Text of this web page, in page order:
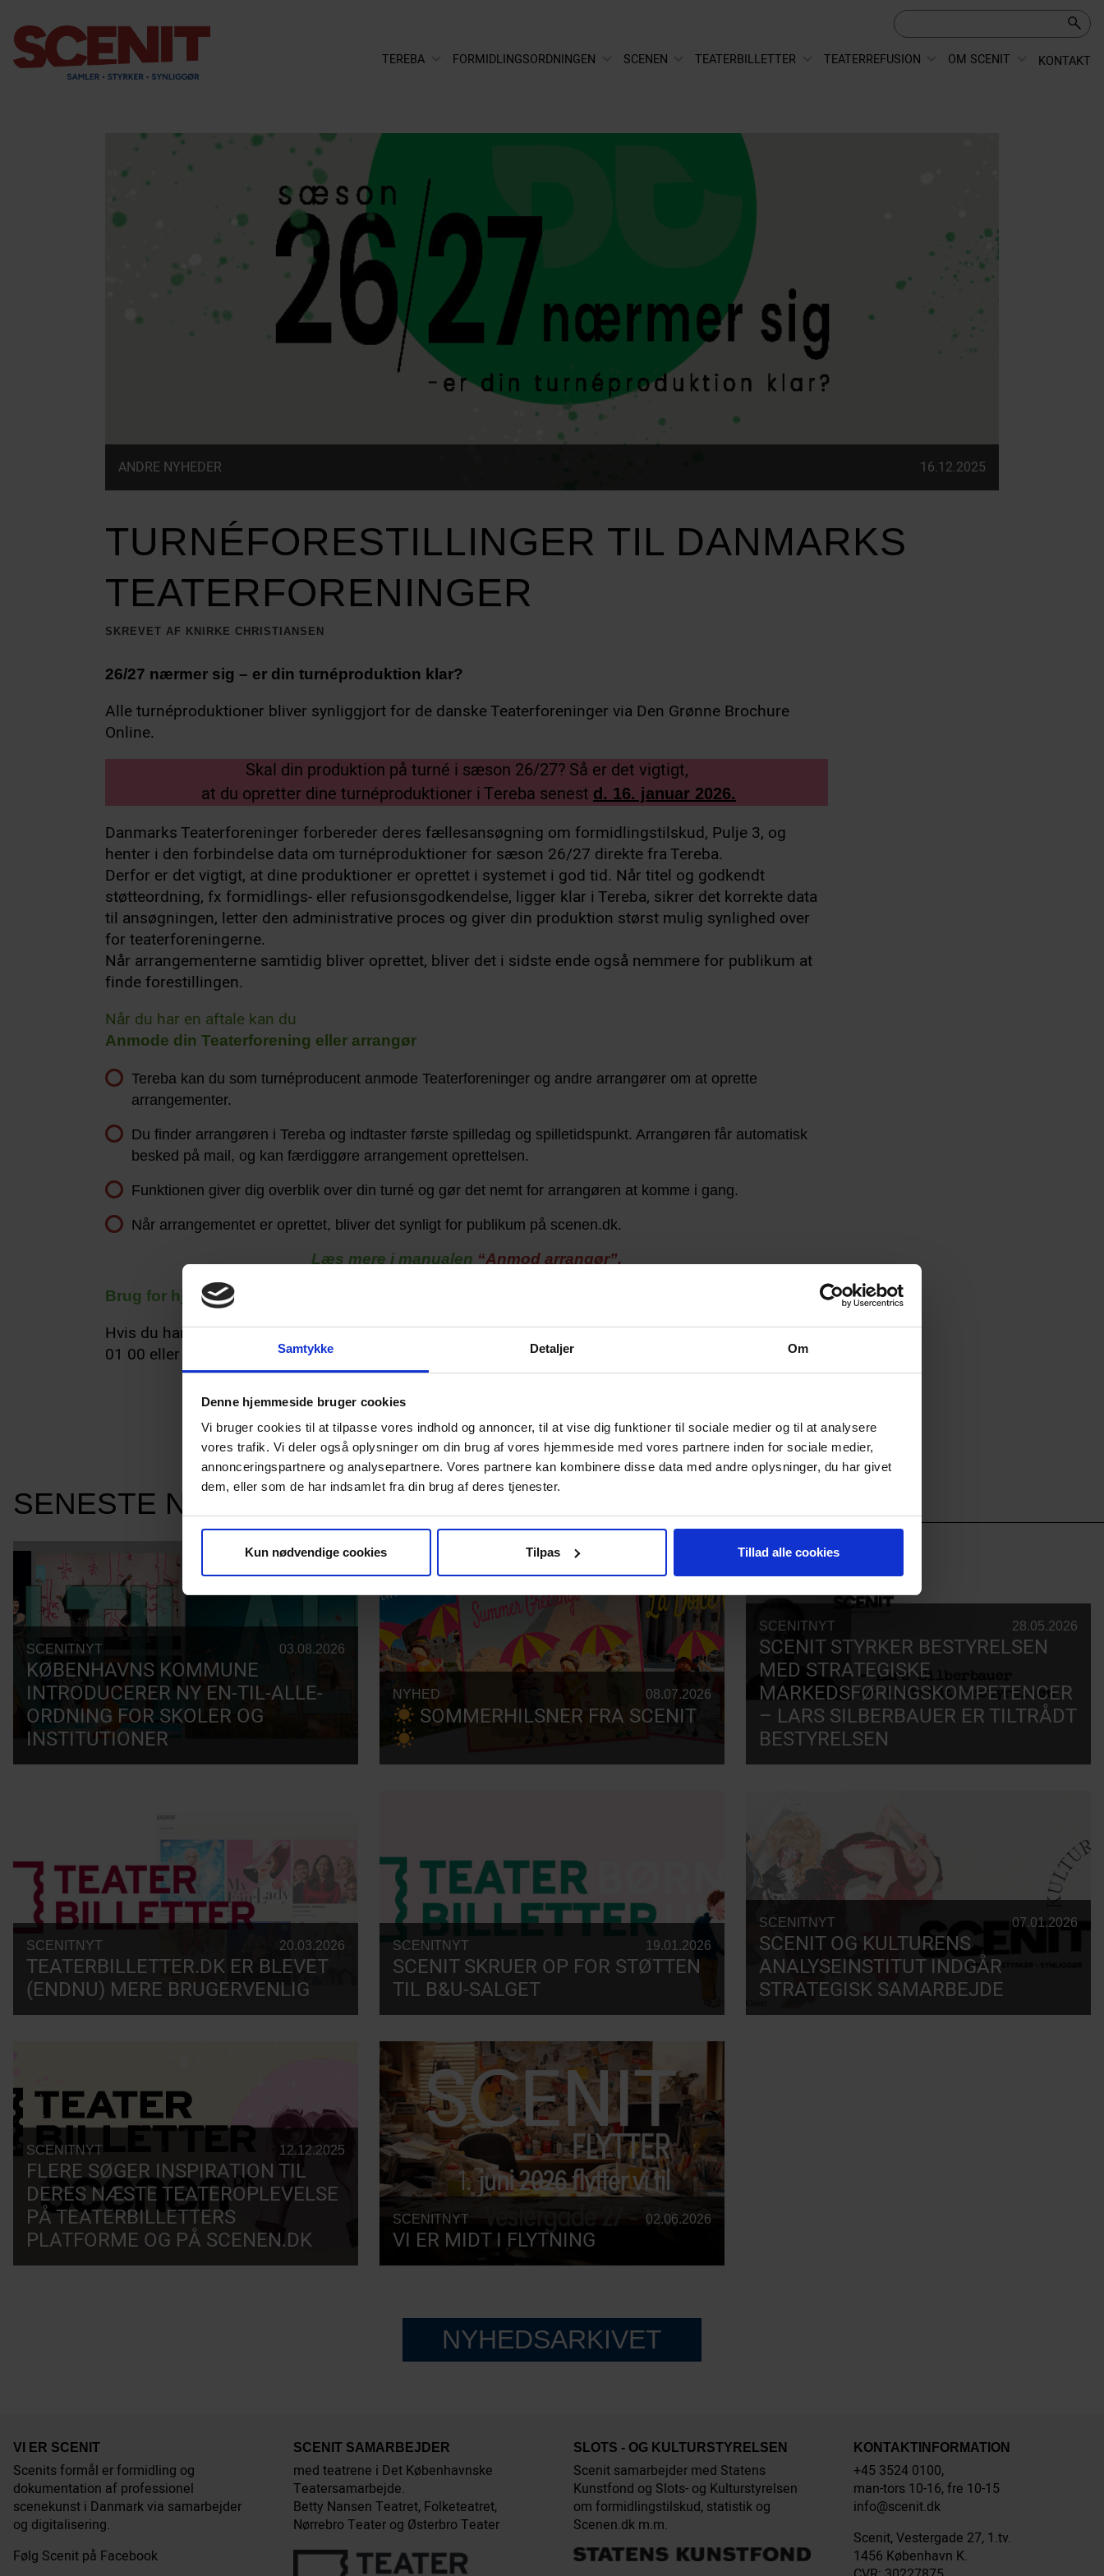
Samtykke Detaljer Om
Denne hjemmeside bruger cookies
Vi bruger cookies til at tilpasse vores indhold og annoncer, til at vise dig funktioner til sociale medier og til at analysere
vores trafik. Vi deler også oplysninger om din brug af vores hjemmeside med vores partnere inden for sociale medier,
annonceringspartnere og analysepartnere. Vores partnere kan kombinere disse data med andre oplysninger, du har givet
dem, eller som de har indsamlet fra din brug af deres tjenester.
Kun nødvendige cookies Tilpas Tillad alle cookies
scenit.dk
TEREBA FORMIDLINGSORDNINGEN SCENEN TEATERBILLETTER TEATERREFUSION OM SCENIT KONTAKT
ANDRE NYHEDER 16.12.2025
TURNÉFORESTILLINGER TIL DANMARKS
TEATERFORENINGER
SKREVET AF KNIRKE CHRISTIANSEN
26/27 nærmer sig – er din turnéproduktion klar?
Alle turnéproduktioner bliver synliggjort for de danske Teaterforeninger via Den Grønne Brochure
Online.
Skal din produktion på turné i sæson 26/27? Så er det vigtigt,
at du opretter dine turnéproduktioner i Tereba senest d. 16. januar 2026.
Danmarks Teaterforeninger forbereder deres fællesansøgning om formidlingstilskud, Pulje 3, og
henter i den forbindelse data om turnéproduktioner for sæson 26/27 direkte fra Tereba.
Derfor er det vigtigt, at dine produktioner er oprettet i systemet i god tid. Når titel og godkendt
støtteordning, fx formidlings- eller refusionsgodkendelse, ligger klar i Tereba, sikrer det korrekte data
til ansøgningen, letter den administrative proces og giver din produktion størst mulig synlighed over
for teaterforeningerne.
Når arrangementerne samtidig bliver oprettet, bliver det i sidste ende også nemmere for publikum at
finde forestillingen.
Når du har en aftale kan du
Anmode din Teaterforening eller arrangør
Tereba kan du som turnéproducent anmode Teaterforeninger og andre arrangører om at oprette
arrangementer.
Du finder arrangøren i Tereba og indtaster første spilledag og spilletidspunkt. Arrangøren får automatisk
besked på mail, og kan færdiggøre arrangement oprettelsen.
Funktionen giver dig overblik over din turné og gør det nemt for arrangøren at komme i gang.
Når arrangementet er oprettet, bliver det synligt for publikum på scenen.dk.
Læs mere i manualen “Anmod arrangør”.
Brug for hjælp til Tereba?
Hvis du har spørgsmål eller er i tvivl om noget, er du velkommen til at kontakte Knirke på telefon 35 24
01 00 eller sende en mail tilkc@scenit.dk
SENESTE NYHEDER
SCENITNYT 03.08.2026
KØBENHAVNS KOMMUNE
INTRODUCERER NY EN-TIL-ALLE-
ORDNING FOR SKOLER OG
INSTITUTIONER
NYHED 08.07.2026
SOMMERHILSNER FRA SCENIT
SCENITNYT 28.05.2026
SCENIT STYRKER BESTYRELSEN
MED STRATEGISKE
MARKEDSFØRINGSKOMPETENCER
– LARS SILBERBAUER ER TILTRÅDT
BESTYRELSEN
SCENITNYT 20.03.2026
TEATERBILLETTER.DK ER BLEVET
(ENDNU) MERE BRUGERVENLIG
SCENITNYT 19.01.2026
SCENIT SKRUER OP FOR STØTTEN
TIL B&U-SALGET
SCENITNYT 07.01.2026
SCENIT OG KULTURENS
ANALYSEINSTITUT INDGÅR
STRATEGISK SAMARBEJDE
SCENITNYT 12.12.2025
FLERE SØGER INSPIRATION TIL
DERES NÆSTE TEATEROPLEVELSE
PÅ TEATERBILLETTERS
PLATFORME OG PÅ SCENEN.DK
SCENITNYT 02.06.2026
VI ER MIDT I FLYTNING
NYHEDSARKIVET
VI ER SCENIT
Scenits formål er formidling og
dokumentation af professionel
scenekunst i Danmark via samarbejder
og digitalisering.
Følg Scenit på Facebook
SCENIT SAMARBEJDER
med teatrene i Det Københavnske
Teatersamarbejde.
Betty Nansen Teatret, Folketeatret,
Nørrebro Teater og Østerbro Teater
SLOTS - OG KULTURSTYRELSEN
Scenit samarbejder med Statens
Kunstfond og Slots- og Kulturstyrelsen
om formidlingstilskud, statistik og
Scenen.dk m.m.
KONTAKTINFORMATION
+45 3524 0100,
man-tors 10-16, fre 10-15
info@scenit.dk
Scenit, Vestergade 27, 1.tv.
1456 København K.